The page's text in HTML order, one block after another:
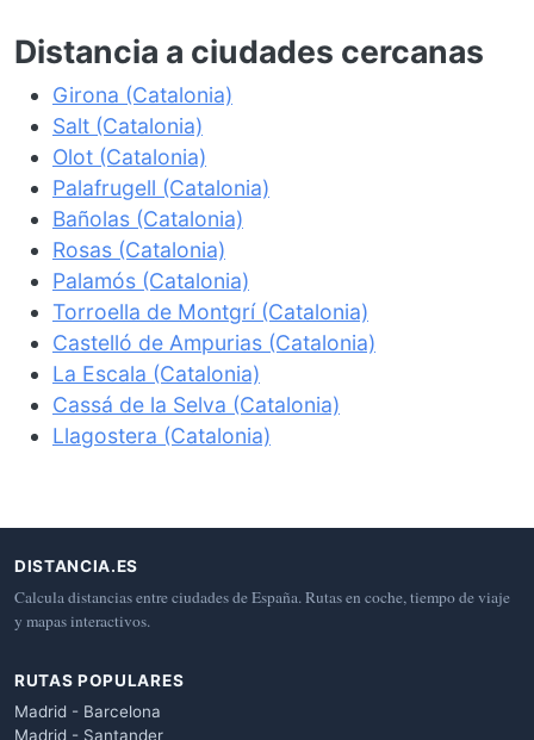
Distancia a ciudades cercanas
Girona (Catalonia)
Salt (Catalonia)
Olot (Catalonia)
Palafrugell (Catalonia)
Bañolas (Catalonia)
Rosas (Catalonia)
Palamós (Catalonia)
Torroella de Montgrí (Catalonia)
Castelló de Ampurias (Catalonia)
La Escala (Catalonia)
Cassá de la Selva (Catalonia)
Llagostera (Catalonia)
DISTANCIA.ES
Calcula distancias entre ciudades de España. Rutas en coche, tiempo de viaje
y mapas interactivos.
RUTAS POPULARES
Madrid - Barcelona
Madrid - Santander